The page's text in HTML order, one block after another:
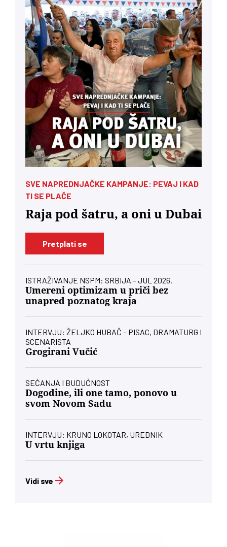
SVE NAPREDNJAČKE KAMPANJE: PEVAJ I KAD
TI SE PLAČE
Raja pod šatru, a oni u Dubai
Pretplati se
ISTRAŽIVANJE NSPM: SRBIJA – JUL 2026.
Umereni optimizam u priči bez
unapred poznatog kraja
INTERVJU: ŽELJKO HUBAČ – PISAC, DRAMATURG I
SCENARISTA
Grogirani Vučić
SEĆANJA I BUDUĆNOST
Dogodine, ili one tamo, ponovo u
svom Novom Sadu
INTERVJU: KRUNO LOKOTAR, UREDNIK
U vrtu knjiga
Vidi sve